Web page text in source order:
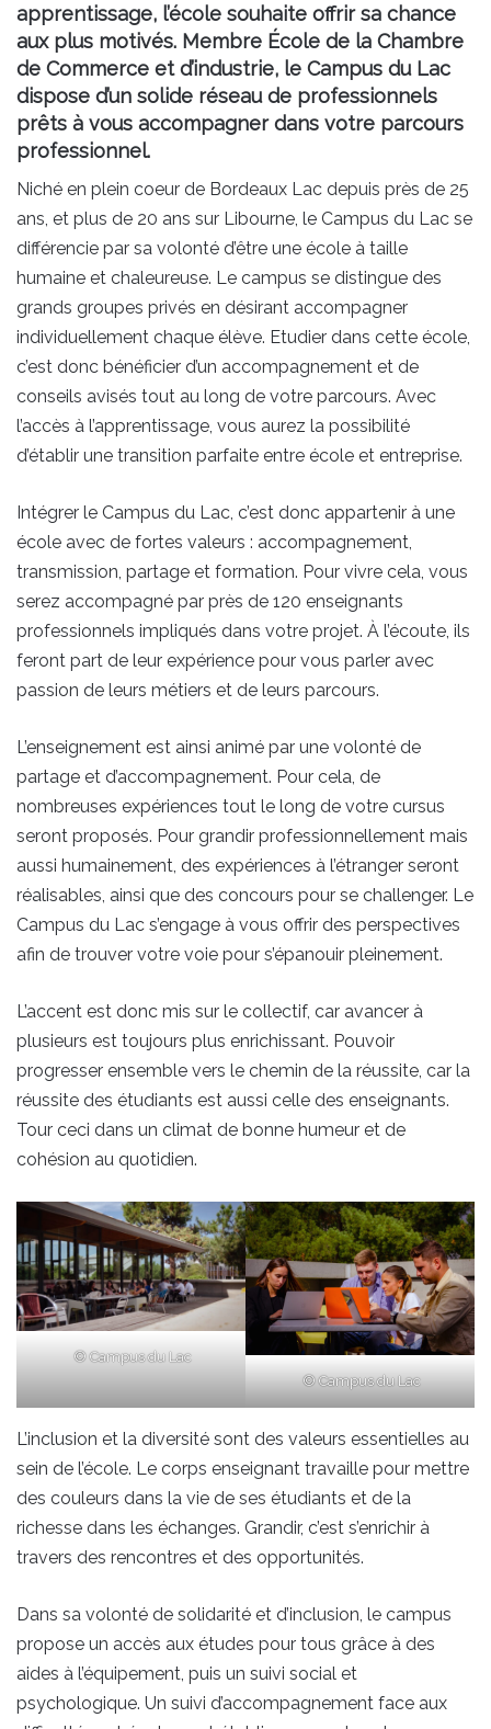
apprentissage, l’école souhaite offrir sa chance
aux plus motivés. Membre École de la Chambre
de Commerce et d’industrie, le Campus du Lac
dispose d’un solide réseau de professionnels
prêts à vous accompagner dans votre parcours
professionnel.
Niché en plein coeur de Bordeaux Lac depuis près de 25
ans, et plus de 20 ans sur Libourne, le Campus du Lac se
différencie par sa volonté d’être une école à taille
humaine et chaleureuse. Le campus se distingue des
grands groupes privés en désirant accompagner
individuellement chaque élève. Etudier dans cette école,
c’est donc bénéficier d’un accompagnement et de
conseils avisés tout au long de votre parcours. Avec
l’accès à l’apprentissage, vous aurez la possibilité
d’établir une transition parfaite entre école et entreprise.
Intégrer le Campus du Lac, c’est donc appartenir à une
école avec de fortes valeurs : accompagnement,
transmission, partage et formation. Pour vivre cela, vous
serez accompagné par près de 120 enseignants
professionnels impliqués dans votre projet. À l’écoute, ils
feront part de leur expérience pour vous parler avec
passion de leurs métiers et de leurs parcours.
L’enseignement est ainsi animé par une volonté de
partage et d’accompagnement. Pour cela, de
nombreuses expériences tout le long de votre cursus
seront proposés. Pour grandir professionnellement mais
aussi humainement, des expériences à l’étranger seront
réalisables, ainsi que des concours pour se challenger. Le
Campus du Lac s’engage à vous offrir des perspectives
afin de trouver votre voie pour s’épanouir pleinement.
L’accent est donc mis sur le collectif, car avancer à
plusieurs est toujours plus enrichissant. Pouvoir
progresser ensemble vers le chemin de la réussite, car la
réussite des étudiants est aussi celle des enseignants.
Tour ceci dans un climat de bonne humeur et de
cohésion au quotidien.
© Campus du Lac
© Campus du Lac
L’inclusion et la diversité sont des valeurs essentielles au
sein de l’école. Le corps enseignant travaille pour mettre
des couleurs dans la vie de ses étudiants et de la
richesse dans les échanges. Grandir, c’est s’enrichir à
travers des rencontres et des opportunités.
Dans sa volonté de solidarité et d’inclusion, le campus
propose un accès aux études pour tous grâce à des
aides à l’équipement, puis un suivi social et
psychologique. Un suivi d’accompagnement face aux